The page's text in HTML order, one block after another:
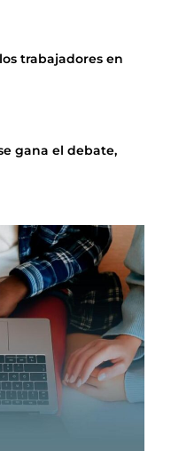
trabajadores en
gana el debate,